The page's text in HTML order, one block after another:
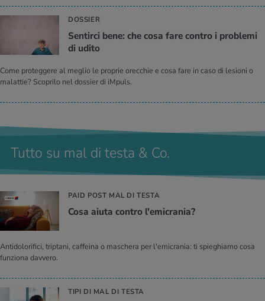
DOSSIER
Sen­tir­ci bene: che cosa fare con­tro i pro­ble­mi
di udito
Come proteggere al meglio le proprie orecchie e cosa fare in caso di lesioni o
malattie? Scoprilo nel dossier di iMpuls.
Tutto su mal di testa & Co.
PAID POST MAL DI TESTA
Cosa aiuta con­tro l'e­mi­cra­nia?
Antidolorifici, triptani, caffeina o maschera per l'emicrania: ti spieghiamo cosa
funziona davvero.
TIPI DI MAL DI TESTA